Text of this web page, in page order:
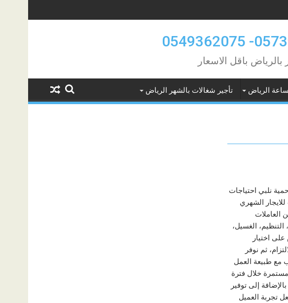
باقل الاسعار
الرياض تأجير شغالات بالشهر الرياض
نلبي احتياجات
الشهري
العاملات
الغسيل،
اختيار
ثم نوفر
مع طبيعة العمل
مستمرة خلال فترة
إلى توفير
تجربة العميل